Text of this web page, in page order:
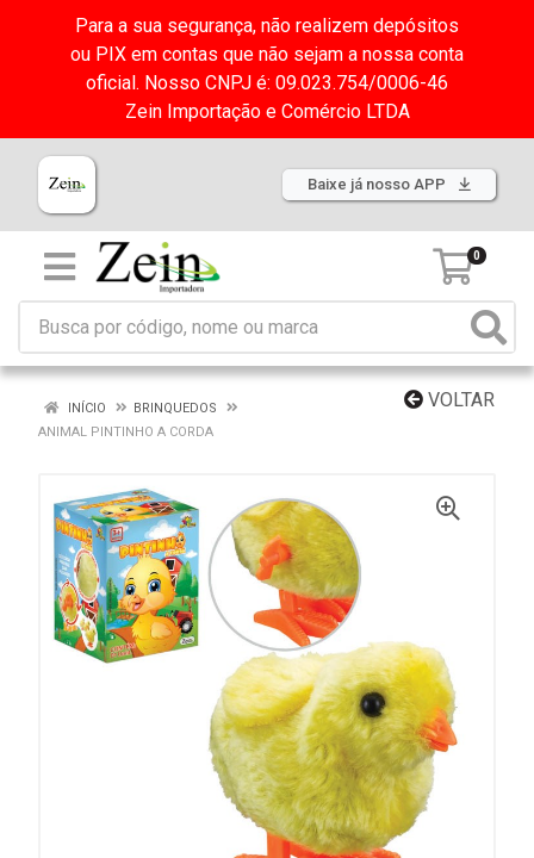
Para a sua segurança, não realizem depósitos
ou PIX em contas que não sejam a nossa conta
oficial. Nosso CNPJ é: 09.023.754/0006-46
Zein Importação e Comércio LTDA
Baixe já nosso APP
0
VOLTAR
INÍCIO
BRINQUEDOS
ANIMAL PINTINHO A CORDA